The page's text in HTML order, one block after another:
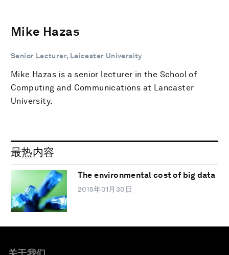
Mike Hazas
Senior Lecturer, Leicester University
Mike Hazas is a senior lecturer in the School of
Computing and Communications at Lancaster
University.
最热内容
The environmental cost of big data
2015年01月30日